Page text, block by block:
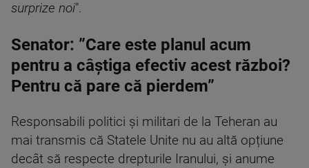
surprize noi".
Senator: ”Care este planul acum
pentru a câștiga efectiv acest război?
Pentru că pare că pierdem”
Responsabili politici și militari de la Teheran au
mai transmis că Statele Unite nu au altă opțiune
decât să respecte drepturile Iranului, și anume